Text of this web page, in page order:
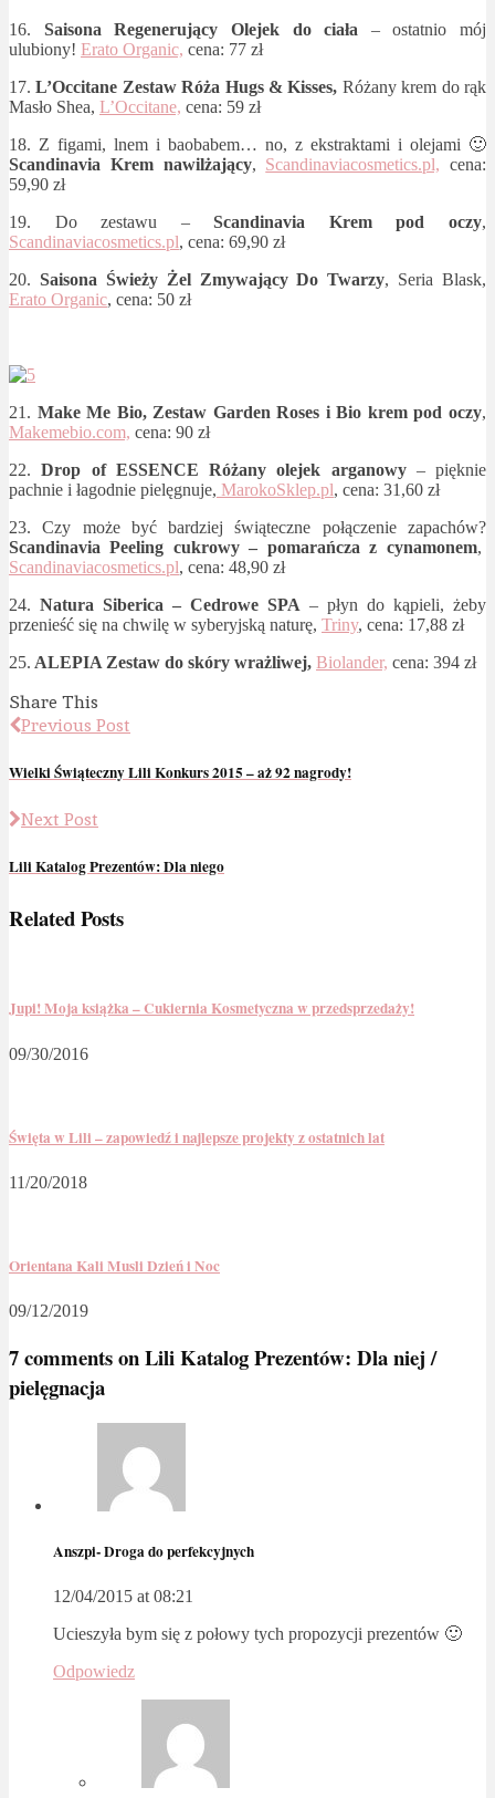
16. Saisona Regenerujący Olejek do ciała – ostatnio mój
ulubiony! Erato Organic, cena: 77 zł
17.L’Occitane Zestaw Róża Hugs & Kisses, Różany krem do rąk
Masło Shea, L’Occitane, cena: 59 zł
18. Z figami, lnem i baobabem… no, z ekstraktami i olejami 🙂
Scandinavia Krem nawilżający, Scandinaviacosmetics.pl, cena:
59,90 zł
19. Do zestawu –Scandinavia Krem pod oczy,
Scandinaviacosmetics.pl, cena: 69,90 zł
20. Saisona Świeży Żel Zmywający Do Twarzy, Seria Blask,
Erato Organic, cena: 50 zł
21. Make Me Bio, Zestaw Garden Roses i Bio krem pod oczy,
Makemebio.com, cena: 90 zł
22.Drop of ESSENCE Różany olejek arganowy– pięknie
pachnie i łagodnie pielęgnuje, MarokoSklep.pl, cena: 31,60 zł
23. Czy może być bardziej świąteczne połączenie zapachów?
Scandinavia Peeling cukrowy – pomarańcza z cynamonem,
Scandinaviacosmetics.pl, cena: 48,90 zł
24. Natura Siberica – Cedrowe SPA – płyn do kąpieli, żeby
przenieść się na chwilę w syberyjską naturę, Triny, cena: 17,88 zł
25. ALEPIA Zestaw do skóry wrażliwej, Biolander, cena: 394 zł
Share This
Previous Post
Wielki Świąteczny Lili Konkurs 2015 – aż 92 nagrody!
Next Post
Lili Katalog Prezentów: Dla niego
Related Posts
Jupi! Moja książka – Cukiernia Kosmetyczna w przedsprzedaży!
09/30/2016
Święta w Lili – zapowiedź i najlepsze projekty z ostatnich lat
11/20/2018
Orientana Kali Musli Dzień i Noc
09/12/2019
7 comments onLili Katalog Prezentów: Dla niej /
pielęgnacja
Anszpi- Droga do perfekcyjnych
12/04/2015 at 08:21
Ucieszyła bym się z połowy tych propozycji prezentów 🙂
Odpowiedz